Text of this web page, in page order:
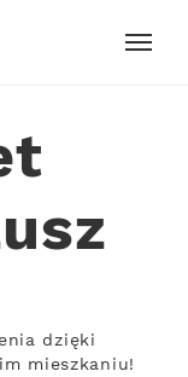
dzięki
mieszkaniu!